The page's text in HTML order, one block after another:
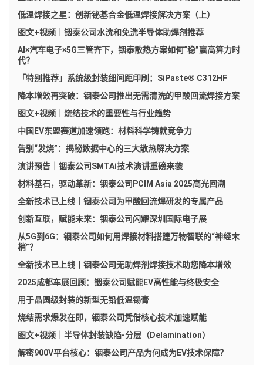
低温焊接之星：创新铋基合金低温焊接解决方案（上）
图文+视频｜铟泰公司水洗和免洗半导体助焊剂推荐
AI×汽车电子×5G三管齐下，铟泰散热方案如何“稳”赢高算力时
代？
「特别推荐」系统级封装细间距印刷：SiPaste® C312HF
降本增效再突破：铟泰公司推出无需清洗的甲酸回流焊接方案
图文+视频｜烧结技术的重要性与行业趋势
中国EV东盟赛道加速领跑：材料科学铸就竞争力
告别“发烧”：揭秘数据中心的三大散热解决方案
演讲预告｜铟泰公司SMTAi技术演讲重磅来袭
材料基石，驱动革新：铟泰公司PCIM Asia 2025高光回溯
全新技术已上线｜铟泰公司为甲酸回流焊研发的专属产品
创新互联，赋能未来：铟泰公司闪耀深圳国际电子展
从5G到6G：铟泰公司如何用焊接材料搭建万物智联的“神经末
梢”？
全新技术已上线丨铟泰公司无助焊剂焊接技术助您降本增效
2025成都车展回顾：铟泰公司赋能EV高性能与终极安全
用于晶圆级封装的新型无铅低温锡膏
烧结需求爆发在即，铟泰公司凭借核心技术加速赋能
图文+视频｜半导体封装缺陷-分层（Delamination）
解密900V平台核心：铟泰公司产品为何成为EV技术保障？